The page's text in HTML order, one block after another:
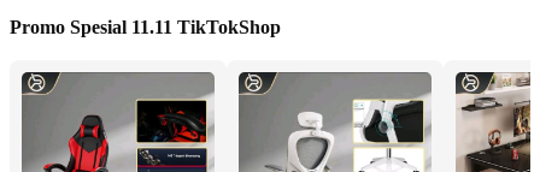
Promo Spesial 11.11 TikTokShop